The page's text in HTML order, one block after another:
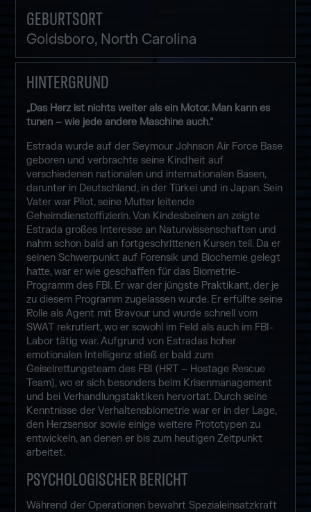
GEBURTSORT
Goldsboro, North Carolina
HINTERGRUND
„Das Herz ist nichts weiter als ein Motor. Man kann es
tunen – wie jede andere Maschine auch.“
Estrada wurde auf der Seymour Johnson Air Force Base
geboren und verbrachte seine Kindheit auf
verschiedenen nationalen und internationalen Basen,
darunter in Deutschland, in der Türkei und in Japan. Sein
Vater war Pilot, seine Mutter leitende
Geheimdienstoffizierin. Von Kindesbeinen an zeigte
Estrada großes Interesse an Naturwissenschaften und
nahm schon bald an fortgeschrittenen Kursen teil. Da er
seinen Schwerpunkt auf Forensik und Biochemie gelegt
hatte, war er wie geschaffen für das Biometrie-
Programm des FBI. Er war der jüngste Praktikant, der je
zu diesem Programm zugelassen wurde. Er erfüllte seine
Rolle als Agent mit Bravour und wurde schnell vom
SWAT rekrutiert, wo er sowohl im Feld als auch im FBI-
Labor tätig war. Aufgrund von Estradas hoher
emotionalen Intelligenz stieß er bald zum
Geiselrettungsteam des FBI (HRT – Hostage Rescue
Team), wo er sich besonders beim Krisenmanagement
und bei Verhandlungstaktiken hervortat. Durch seine
Kenntnisse der Verhaltensbiometrie war er in der Lage,
den Herzsensor sowie einige weitere Prototypen zu
entwickeln, an denen er bis zum heutigen Zeitpunkt
arbeitet.
PSYCHOLOGISCHER BERICHT
Während der Operationen bewahrt Spezialeinsatzkraft